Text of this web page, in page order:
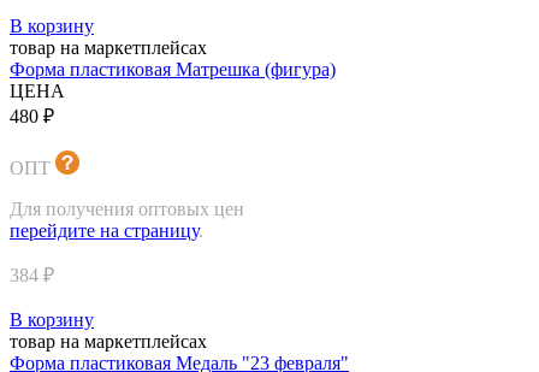
В корзину
товар на маркетплейсах
Форма пластиковая Матрешка (фигура)
ЦЕНА
480 ₽
ОПТ
Для получения оптовых цен
перейдите на страницу.
384 ₽
В корзину
товар на маркетплейсах
Форма пластиковая Медаль "23 февраля"